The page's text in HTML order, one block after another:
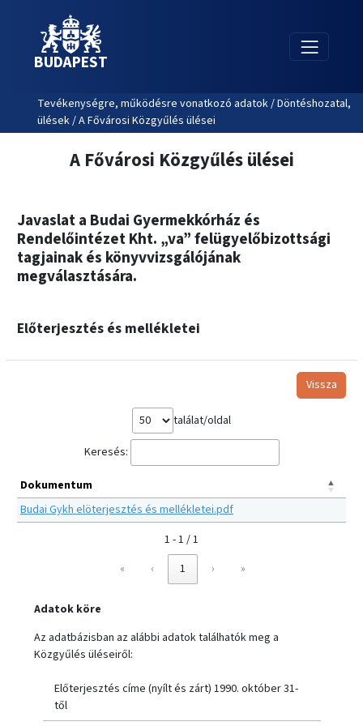
BUDAPEST
Tevékenységre, működésre vonatkozó adatok / Döntéshozatal,
ülések / A Fővárosi Közgyűlés ülései
A Fővárosi Közgyűlés ülései
Javaslat a Budai Gyermekkórház és
Rendelőintézet Kht. „va” felügyelőbizottsági
tagjainak és könyvvizsgálójának
megválasztására.
Előterjesztés és mellékletei
Vissza
találat/oldal
Keresés:
Dokumentum
Budai Gykh elöterjesztés és mellékletei.pdf
1 - 1 / 1
«
‹ 1 › »
Adatok köre
Az adatbázisban az alábbi adatok találhatók meg a
Közgyűlés üléseiről:
Előterjesztés címe (nyílt és zárt) 1990. október 31-
től